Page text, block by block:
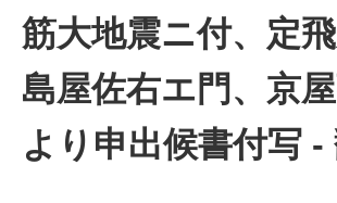
筋大地震ニ付、定
島屋佐右エ門、京
より申出候書付写 -